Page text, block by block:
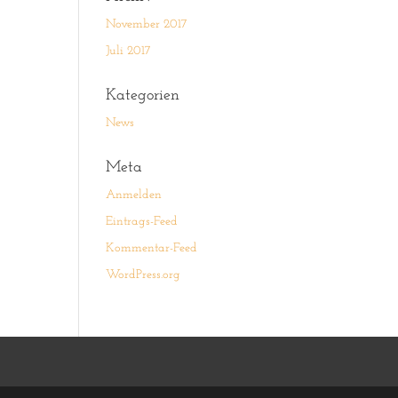
November 2017
Juli 2017
Kategorien
News
Meta
Anmelden
Eintrags-Feed
Kommentar-Feed
WordPress.org